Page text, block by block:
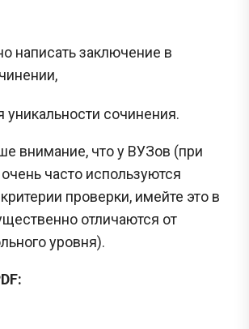
написать заключение в
уникальности сочинения.
внимание, что у ВУЗов (при
часто используются
проверки, имейте это в
отличаются от
уровня).